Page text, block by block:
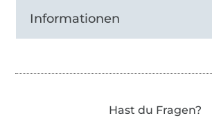
Informationen
Hast du Fragen?